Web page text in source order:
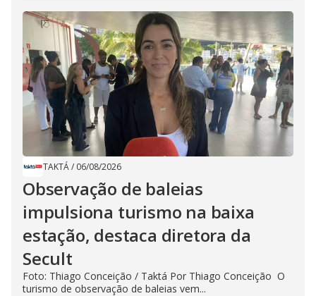
TAKTÁ/ 06/08/2026
Observação de baleias
impulsiona turismo na baixa
estação, destaca diretora da
Secult
Foto: Thiago Conceição / Taktá Por Thiago Conceição O
turismo de observação de baleias vem...